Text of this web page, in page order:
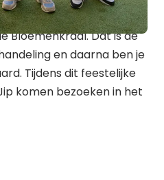
Bloemenkraal. Dat is de
en daarna ben je
Tijdens dit feestelijke
komen bezoeken in het